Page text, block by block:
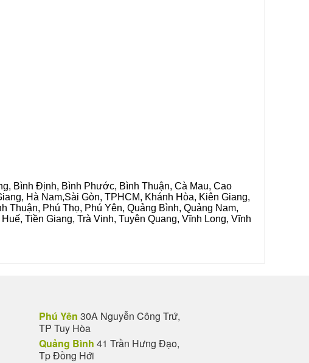
Bình Định, Bình Phước, Bình Thuận, Cà Mau, Cao
Hà Nam,Sài Gòn, TPHCM, Khánh Hòa, Kiên Giang,
Thuận, Phú Thọ, Phú Yên, Quảng Bình, Quảng Nam,
Tiền Giang, Trà Vinh, Tuyên Quang, Vĩnh Long, Vĩnh
Phú Yên 30A Nguyễn Công Trứ,
TP Tuy Hòa
Quảng Bình 41 Trần Hưng Đạo,
Tp Đồng Hới